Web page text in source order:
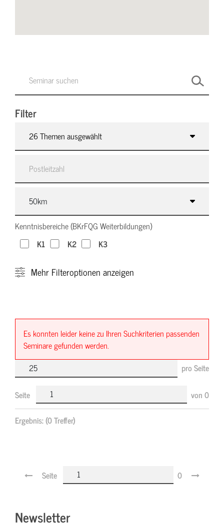
Filter
26 Themen ausgewählt
Kenntnisbereiche (BKrFQG Weiterbildungen)
K1
K2 K3
Mehr Filteroptionen anzeigen
Es konnten leider keine zu Ihren Suchkriterien passenden
Seminare gefunden werden.
pro Seite
Seite von0
Ergebnis:(0 Treffer)
Seite 0
Newsletter